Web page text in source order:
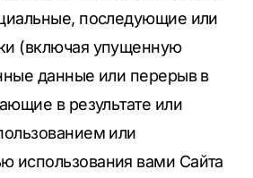
последующие или
(включая упущенную
данные или перерыв в
в результате или
или
использования вами Сайта